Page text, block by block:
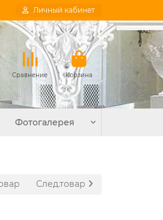
Личный кабинет
Сравнение Корзина
Фотогалерея
След.товар